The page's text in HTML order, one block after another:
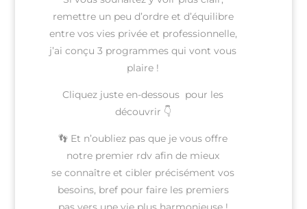
remettre un peu d’ordre et d’équilibre
entre vos vies privée et professionnelle,
j’ai conçu 3 programmes qui vont vous
plaire !
Cliquez juste en-dessous pour les
découvrir 👇
👣 Et n’oubliez pas que je vous offre
notre premier rdv afin de mieux
se connaître et cibler précisément vos
besoins, bref pour faire les premiers